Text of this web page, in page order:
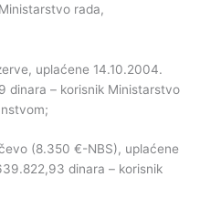
rada,
uplaćene 14.10.2004.
dinara – korisnik Ministarstvo
(8.350 €-NBS), uplaćene
dinara – korisnik